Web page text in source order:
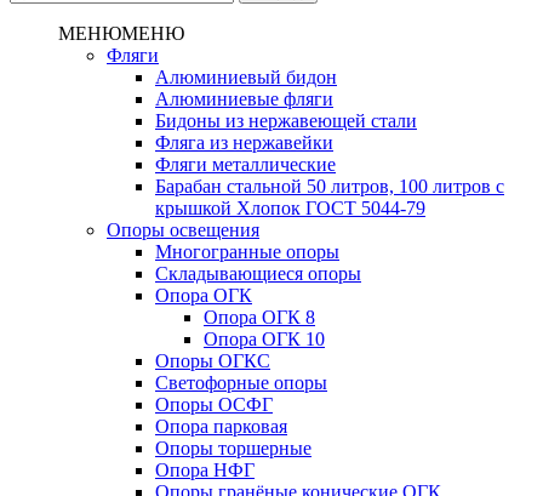
МЕНЮМЕНЮ
Фляги
Алюминиевый бидон
Алюминиевые фляги
Бидоны из нержавеющей стали
Фляга из нержавейки
Фляги металлические
Барабан стальной 50 литров, 100 литров с
крышкой Хлопок ГОСТ 5044-79
Опоры освещения
Многогранные опоры
Складывающиеся опоры
Опора ОГК
Опора ОГК 8
Опора ОГК 10
Опоры ОГКС
Светофорные опоры
Опоры ОСФГ
Опора парковая
Опоры торшерные
Опора НФГ
Опоры гранёные конические ОГК